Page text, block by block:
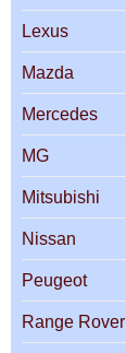
Lexus
Mazda
Mercedes
MG
Mitsubishi
Nissan
Peugeot
Range Rover